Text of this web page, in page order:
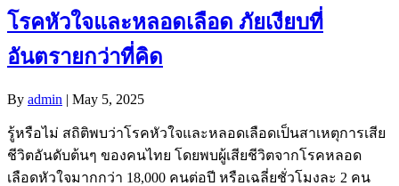
โรคหัวใจและหลอดเลือด ภัยเงียบที่
อันตรายกว่าที่คิด
By admin | May 5, 2025
รู้หรือไม่ สถิติพบว่าโรคหัวใจและหลอดเลือดเป็นสาเหตุการเสีย
ชีวิตอันดับต้นๆ ของคนไทย โดยพบผู้เสียชีวิตจากโรคหลอด
เลือดหัวใจมากกว่า 18,000 คนต่อปี หรือเฉลี่ยชั่วโมงละ 2 คน